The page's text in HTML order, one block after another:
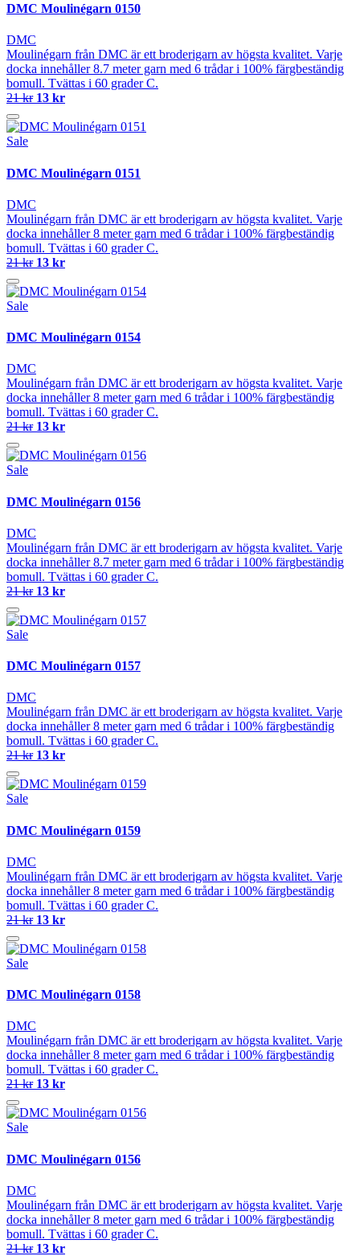
DMC Moulinégarn 0150
DMC
Moulinégarn från DMC är ett broderigarn av högsta kvalitet. Varje
docka innehåller 8.7 meter garn med 6 trådar i 100% färgbeständig
bomull. Tvättas i 60 grader C.
21 kr 13 kr
Sale
DMC Moulinégarn 0151
DMC
Moulinégarn från DMC är ett broderigarn av högsta kvalitet. Varje
docka innehåller 8 meter garn med 6 trådar i 100% färgbeständig
bomull. Tvättas i 60 grader C.
21 kr 13 kr
Sale
DMC Moulinégarn 0154
DMC
Moulinégarn från DMC är ett broderigarn av högsta kvalitet. Varje
docka innehåller 8 meter garn med 6 trådar i 100% färgbeständig
bomull. Tvättas i 60 grader C.
21 kr 13 kr
Sale
DMC Moulinégarn 0156
DMC
Moulinégarn från DMC är ett broderigarn av högsta kvalitet. Varje
docka innehåller 8.7 meter garn med 6 trådar i 100% färgbeständig
bomull. Tvättas i 60 grader C.
21 kr 13 kr
Sale
DMC Moulinégarn 0157
DMC
Moulinégarn från DMC är ett broderigarn av högsta kvalitet. Varje
docka innehåller 8 meter garn med 6 trådar i 100% färgbeständig
bomull. Tvättas i 60 grader C.
21 kr 13 kr
Sale
DMC Moulinégarn 0159
DMC
Moulinégarn från DMC är ett broderigarn av högsta kvalitet. Varje
docka innehåller 8 meter garn med 6 trådar i 100% färgbeständig
bomull. Tvättas i 60 grader C.
21 kr 13 kr
Sale
DMC Moulinégarn 0158
DMC
Moulinégarn från DMC är ett broderigarn av högsta kvalitet. Varje
docka innehåller 8 meter garn med 6 trådar i 100% färgbeständig
bomull. Tvättas i 60 grader C.
21 kr 13 kr
Sale
DMC Moulinégarn 0156
DMC
Moulinégarn från DMC är ett broderigarn av högsta kvalitet. Varje
docka innehåller 8 meter garn med 6 trådar i 100% färgbeständig
bomull. Tvättas i 60 grader C.
21 kr 13 kr